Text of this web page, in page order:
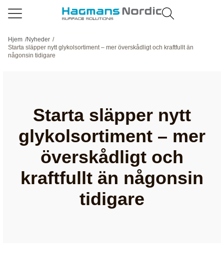
Hjem /Nyheder /
Starta släpper nytt glykolsortiment – mer överskådligt och kraftfullt än
någonsin tidigare
Starta släpper nytt
glykolsortiment – mer
överskådligt och
kraftfullt än någonsin
tidigare